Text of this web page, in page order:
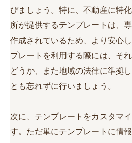
びましょう。特に、不動産に特
所が提供するテンプレートは、
作成されているため、より安心
プレートを利用する際には、そ
どうか、また地域の法律に準拠
とも忘れずに行いましょう。
次に、テンプレートをカスタマ
す。ただ単にテンプレートに情